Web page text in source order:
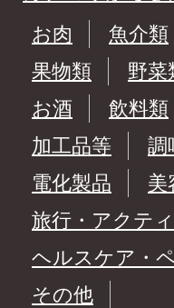
お肉
魚介類
果物類
野菜
お酒
飲料類
加工品等
調
電化製品
美
旅行・アクテ
ヘルスケア・
その他